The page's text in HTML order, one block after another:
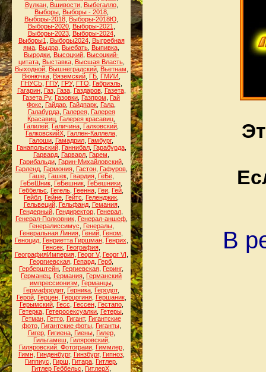
Вулкан, Вшивости, Выбегалло,
Выборы, Выборы - 2018,
Выборы-2018 Выборы-2018Ю
Выборы-2020, Выборы-2021
Выборы-2023, Выборы-2024,
Выборы1
Выборы2024, Выгребная
яма Выдра Выебать Выпивка
Выродки Высоцкий Высоцкий-
цитата, Выставка, Высшая Власть,
Выходной, Вышнеградский, Вьетнам
Вюнючка Вяземский ГБ ГМИИ
ГНУСЬ, ГПУ, ГРУ, ГТО Габриэль,
Гагарин, Газ, Газа, Газдаров, Газета,
Газета.Ру, Газовки Газпром
Гай
Фокс
Гайдар Гайдпарк Гала
Галабурда, Галерея, Галерея
Красавиц Галерея красавиц
Галилей Галичина Галковский
ГалковскийХ Галлен-Каллела
Галоши Гамадрил Гамбург,
Ганапольский, Ганнибал, Гарабурда,
Гарвард Гарварл Гарем
Гарибальди, Гарин-Михайловский,
Гарленд, Гармония, Гастон, Гафуров,
Гаше, Гашек, Гвардия, ГеБе,
ГеБеШник ГеБешник ГеБешники
Геббельс
Гегель Геенна Геи Гей
Гейбл Гейне Гейтс Геленджик
Гельвеций, Гельфанд, Гемания,
Гендерный Гендиректор Генерал
Генерал-Полковник, Генерал-аншеф,
Генералиссимус
Генералы,
Генеральная Линия Гений Геном
Геноцид, Генриетта Гиршман, Генрих
Генсек, География,
ГеографияИмперия, Георг V, Георг VI
Георгиевская, Гепард, Герб,
Герберштейн Гергиевская Геринг,
Германец Германия Германский
импрессионизм
Германцы,
Гермафродит, Герника Геродот,
Герой, Герцен, Герцогиня, Гершаник,
Герымский, Гесс Гессен, Гестапо,
Гетерка Гетеросексуалки Гетеры
Гетман, Гетто, Гигант, Гигантские
фото, Гигантские фоты, Гиганты,
Гигер, Гигиена, Гиены, Гилер,
Гильгамеш
Гиляровский,
Гиляровский. Фотограии, Гиммлер,
Гимн, Гинденбург, Гинзбург, Гипноз,
Гиппиус
Гирш Гитара Гитлер
Гитлер Геббельс
ГитлерХ
В